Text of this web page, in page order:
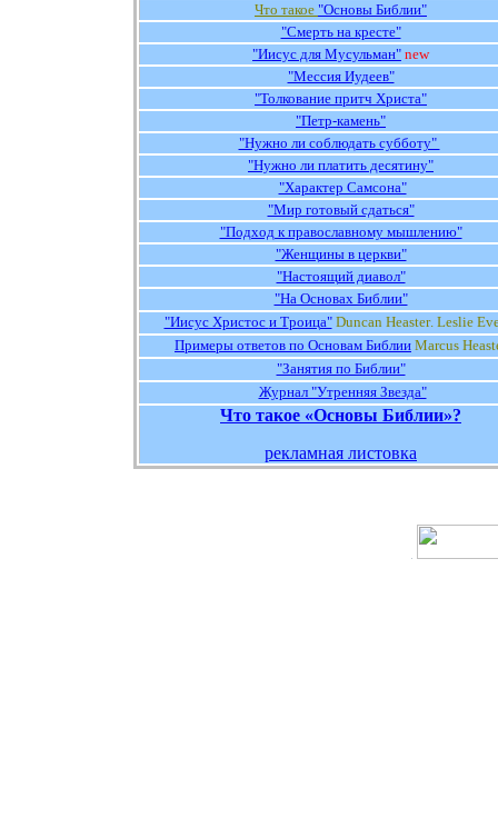
Что такое "Основы Библии"
"Смерть на кресте"
"Иисус для Мусульман" new
"Мессия Иудеев"
"Толкование притч Христа"
"Петр-камень"
"Нужно ли соблюдать субботу"
"Нужно ли платить десятину"
"Характер Самсона"
"Мир готовый сдаться"
"Подход к православному мышлению"
"Женщины в церкви"
"Настоящий диавол"
"На Основах Библии"
"Иисус Христос и Троица" Duncan Heaster. Leslie
Примеры ответов по Основам Библии Marcus
"Занятия по Библии"
Журнал "Утренняя Звезда"
Что такое «Основы Библии»?
рекламная листовка